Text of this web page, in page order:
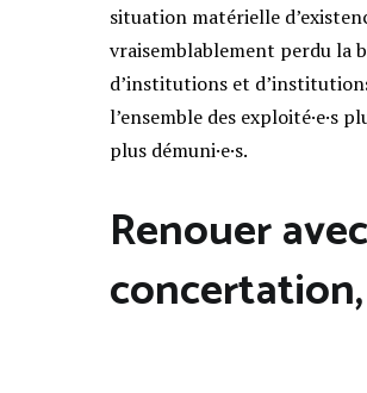
situation matérielle
vraisemblablement perdu la
d’institutions et
l’ensemble des exploité·e·s
plus démuni·e·s.
Renouer